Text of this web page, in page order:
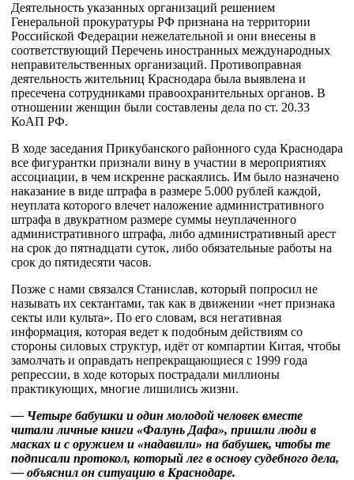
Деятельность указанных организаций решением
Генеральной прокуратуры РФ признана на территории
Российской Федерации нежелательной и они внесены в
соответствующий Перечень иностранных международных
неправительственных организаций. Противоправная
деятельность жительниц Краснодара была выявлена и
пресечена сотрудниками правоохранительных органов. В
отношении женщин были составлены дела по ст. 20.33
КоАП РФ.
В ходе заседания Прикубанского районного суда Краснодара
все фигурантки признали вину в участии в мероприятиях
ассоциации, в чем искренне раскаялись. Им было назначено
наказание в виде штрафа в размере 5.000 рублей каждой,
неуплата которого влечет наложение административного
штрафа в двукратном размере суммы неуплаченного
административного штрафа, либо административный арест
на срок до пятнадцати суток, либо обязательные работы на
срок до пятидесяти часов.
Позже с нами связался Станислав, который попросил не
называть их сектантами, так как в движении «нет признака
секты или культа». По его словам, вся негативная
информация, которая ведет к подобным действиям со
стороны силовых структур, идёт от компартии Китая, чтобы
замолчать и оправдать непрекращающиеся с 1999 года
репрессии, в ходе которых пострадали миллионы
практикующих, многие лишились жизни.
— Четыре бабушки и один молодой человек вместе
читали личные книги «Фалунь Дафа», пришли люди в
масках и с оружием и «надавили» на бабушек, чтобы те
подписали протокол, который лег в основу судебного дела,
— объяснил он ситуацию в Краснодаре.